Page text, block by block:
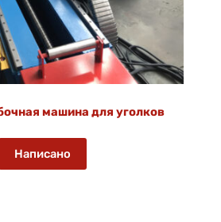
машина для уголков
Написано